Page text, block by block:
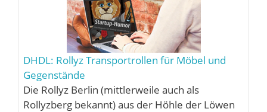
DHDL: Rollyz Transportrollen für Möbel und
Gegenstände
Die Rollyz Berlin (mittlerweile auch als
Rollyzberg bekannt) aus der Höhle der Löwen